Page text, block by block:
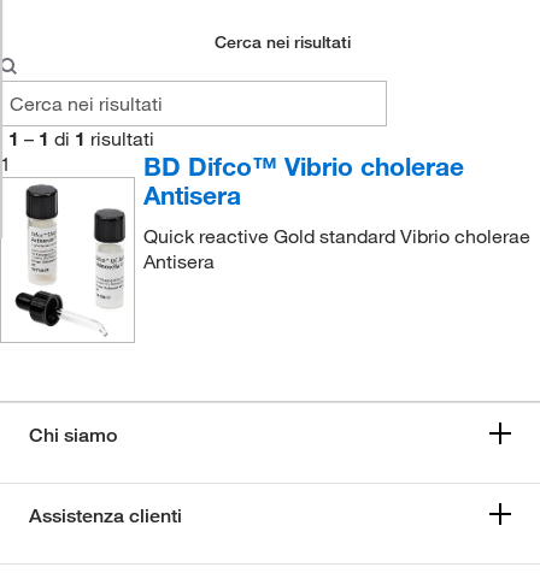
Cerca nei risultati
1 – 1 di 1 risultati
1
BD Difco™ Vibrio cholerae
Antisera
Quick reactive Gold standard Vibrio cholerae
Antisera
Chi siamo
Assistenza clienti